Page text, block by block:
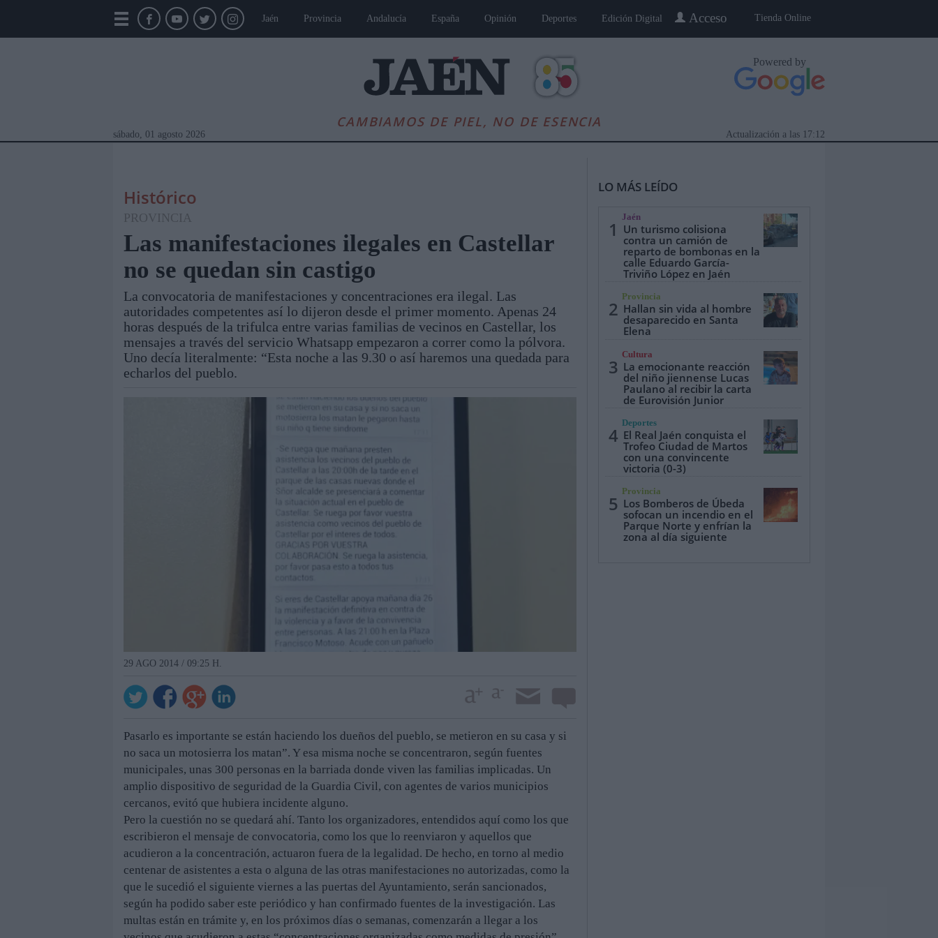
Tienda Online
Acceso
Jaén Provincia Andalucía España Opinión Deportes Edición Digital
CAMBIAMOS DE PIEL, NO DE ESENCIA
Powered by
sábado, 01 agosto 2026 17:12
Actualización a las
Módulos Portada Jaén Provincia Linares Andalucía Jaén, Pueblo a Pueblo Gente
Histórico
PROVINCIA
Las manifestaciones ilegales en Castellar
no se quedan sin castigo
La convocatoria de manifestaciones y concentraciones era ilegal. Las
autoridades competentes así lo dijeron desde el primer momento. Apenas 24
horas después de la trifulca entre varias familias de vecinos en Castellar, los
mensajes a través del servicio Whatsapp empezaron a correr como la pólvora.
Uno decía literalmente: “Esta noche a las 9.30 o así haremos una quedada para
echarlos del pueblo.
29 AGO 2014 / 09:25 H.
Pasarlo es importante se están haciendo los dueños del pueblo, se metieron en su casa y si
no saca un motosierra los matan”. Y esa misma noche se concentraron, según fuentes
municipales, unas 300 personas en la barriada donde viven las familias implicadas. Un
amplio dispositivo de seguridad de la Guardia Civil, con agentes de varios municipios
cercanos, evitó que hubiera incidente alguno.
Pero la cuestión no se quedará ahí. Tanto los organizadores, entendidos aquí como los que
escribieron el mensaje de convocatoria, como los que lo reenviaron y aquellos que
acudieron a la concentración, actuaron fuera de la legalidad. De hecho, en torno al medio
centenar de asistentes a esta o alguna de las otras manifestaciones no autorizadas, como la
que le sucedió el siguiente viernes a las puertas del Ayuntamiento, serán sancionados,
según ha podido saber este periódico y han confirmado fuentes de la investigación. Las
multas están en trámite y, en los próximos días o semanas, comenzarán a llegar a los
LO MÁS LEÍDO
1
Jaén
Un turismo colisiona
contra un camión de
reparto de bombonas en la
calle Eduardo García-
Triviño López en Jaén
2
Provincia
Hallan sin vida al hombre
desaparecido en Santa
Elena
3
Cultura
La emocionante reacción
del niño jiennense Lucas
Paulano al recibir la carta
de Eurovisión Junior
4
Deportes
El Real Jaén conquista el
Trofeo Ciudad de Martos
con una convincente
victoria (0-3)
5
Provincia
Los Bomberos de Úbeda
sofocan un incendio en el
Parque Norte y enfrían la
zona al día siguiente